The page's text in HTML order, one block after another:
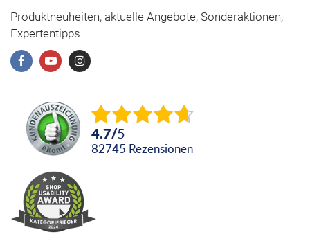
Produktneuheiten, aktuelle Angebote, Sonderaktionen,
Expertentipps
4.7/5
82745 Rezensionen